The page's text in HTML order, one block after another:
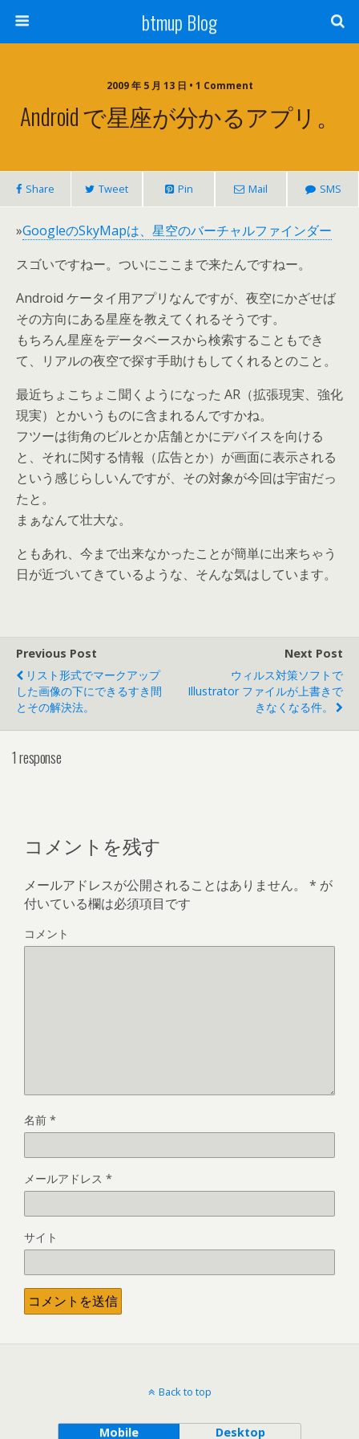
btmup Blog
2009 年 5 月 13 日 • 1 Comment
Android で星座が分かるアプリ。
Share Tweet Pin Mail SMS
»GoogleのSkyMapは、星空のバーチャルファインダー
スゴいですねー。ついにここまで来たんですねー。
Android ケータイ用アプリなんですが、夜空にかざせば
その方向にある星座を教えてくれるそうです。
もちろん星座をデータベースから検索することもでき
て、リアルの夜空で探す手助けもしてくれるとのこと。
最近ちょこちょこ聞くようになった AR（拡張現実、強化
現実）とかいうものに含まれるんですかね。
フツーは街角のビルとか店舗とかにデバイスを向ける
と、それに関する情報（広告とか）が画面に表示される
という感じらしいんですが、その対象が今回は宇宙だっ
たと。
まぁなんて壮大な。
ともあれ、今まで出来なかったことが簡単に出来ちゃう
日が近づいてきているような、そんな気はしています。
Previous Post
リスト形式でマークアップ
した画像の下にできるすき間
とその解決法。
Next Post
ウィルス対策ソフトで
Illustrator ファイルが上書きで
きなくなる件。
1 response
コメントを残す
メールアドレスが公開されることはありません。 * が
付いている欄は必須項目です
コメント
名前 *
メールアドレス *
サイト
Back to top
Mobile Desktop